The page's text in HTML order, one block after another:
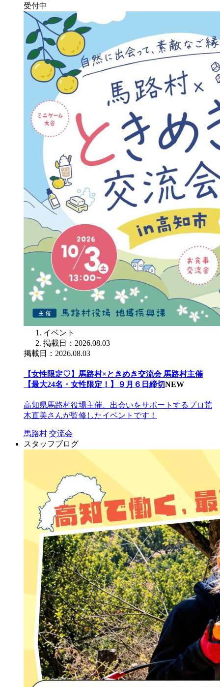
受付中
イベント
掲載日：2026.08.03
掲載日：2026.08.03
【女性限定♡】馬路村×ときめき交流会 馬路村主催
【最大24名・女性限定！】９月６日締切NEW
高知県馬路村役場主催、出会いをサポートするプロ荒
木直美さんが監修したイベントです！
馬路村 交流会
スタッフブログ